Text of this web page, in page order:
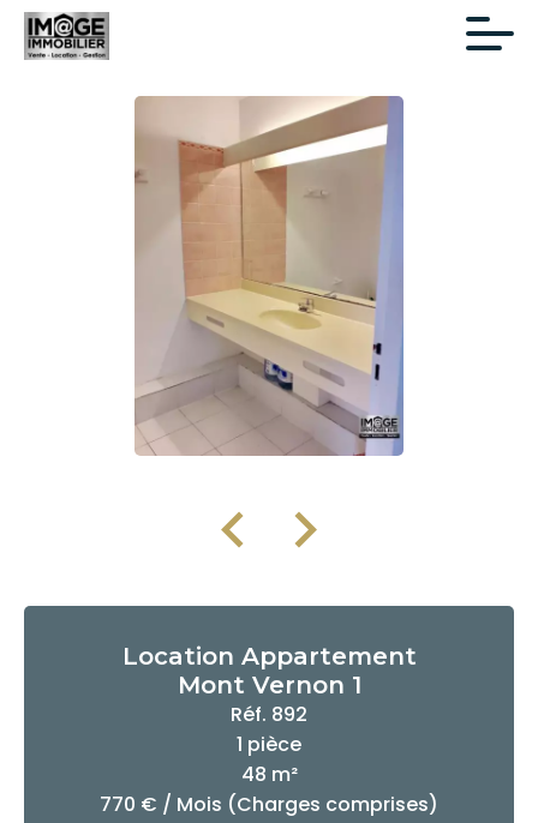
Location Appartement
Mont Vernon 1
Réf. 892
1 pièce
48 m²
770 € / Mois (Charges comprises)